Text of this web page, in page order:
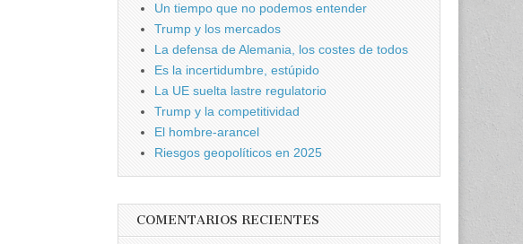
Un tiempo que no podemos entender
Trump y los mercados
La defensa de Alemania, los costes de todos
Es la incertidumbre, estúpido
La UE suelta lastre regulatorio
Trump y la competitividad
El hombre-arancel
Riesgos geopolíticos en 2025
COMENTARIOS RECIENTES